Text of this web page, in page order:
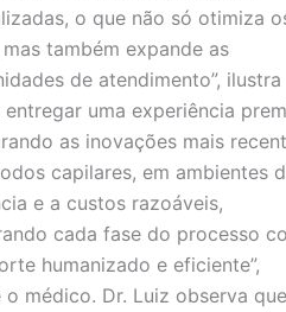
o que não só otimiza
também expande as
de atendimento”, ilustra
entregar uma experiência
as inovações mais
capilares, em ambientes
e a custos razoáveis,
cada fase do processo
humanizado e eficiente”,
o médico. Dr. Luiz observa